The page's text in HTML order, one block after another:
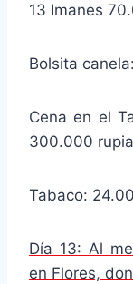
13 Imanes
Bolsita
Cena en el
300.000
Tabaco:
Día 13: Al
en Flores,